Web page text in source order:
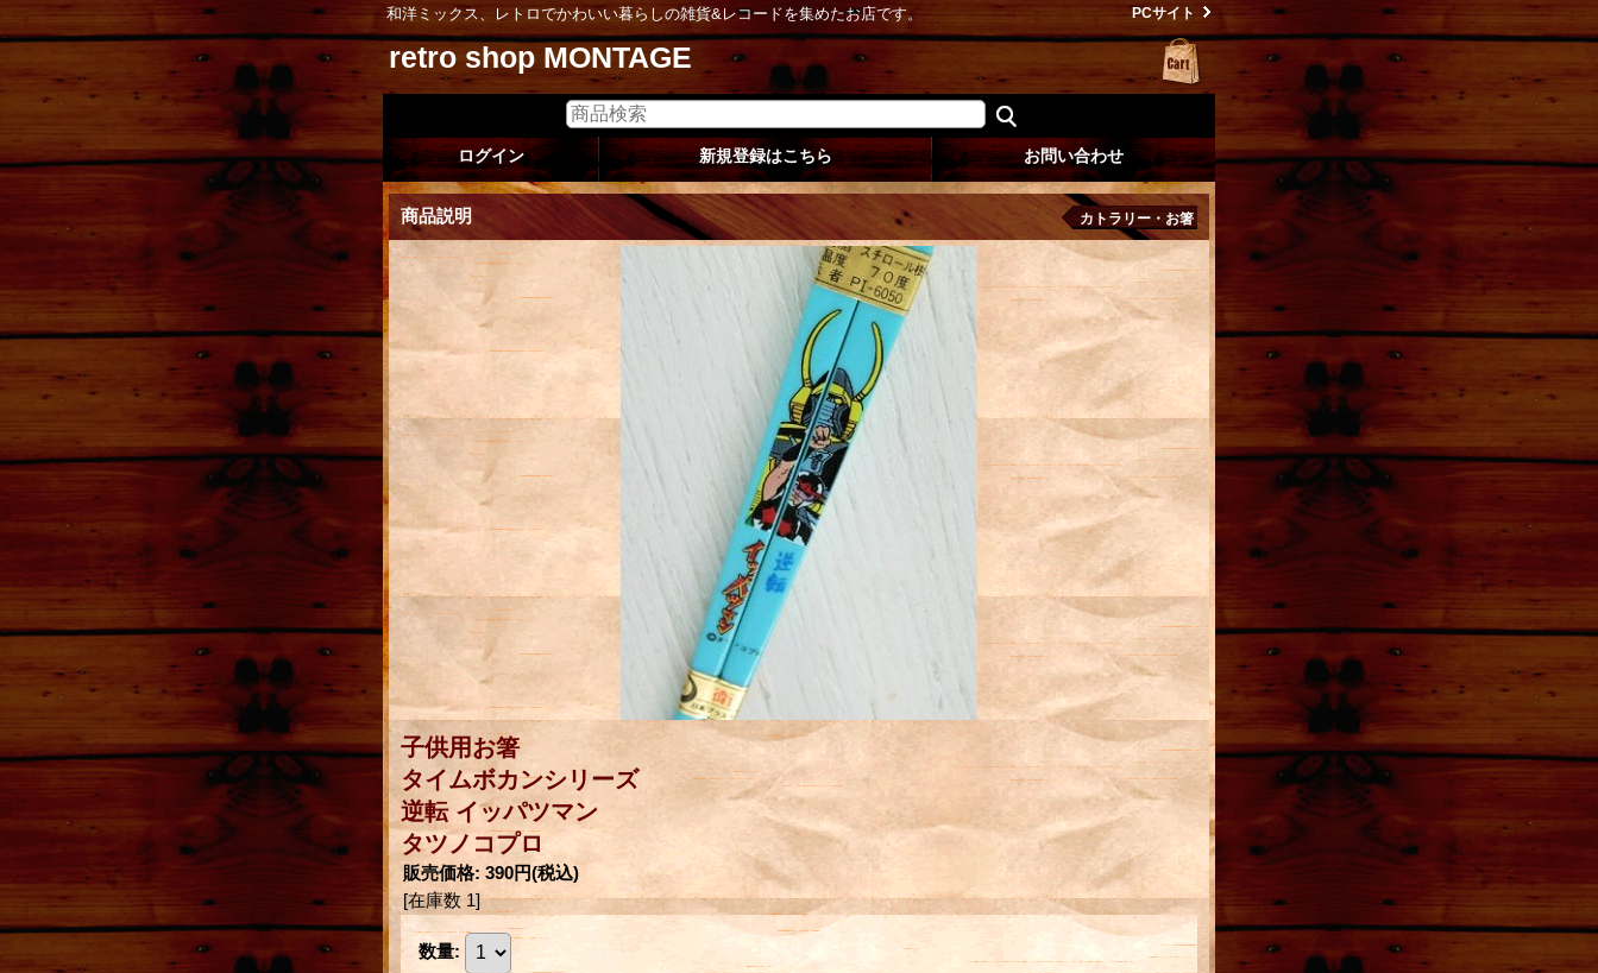
和洋ミックス、レトロでかわいい暮らしの雑貨&レコードを集めたお店です。 PCサイト
retro shop MONTAGE
ログイン 新規登録はこちら お問い合わせ
商品説明 カトラリー・お箸
子供用お箸
タイムボカンシリーズ
逆転 イッパツマン
タツノコプロ
販売価格: 390円(税込)
[在庫数 1]
数量: